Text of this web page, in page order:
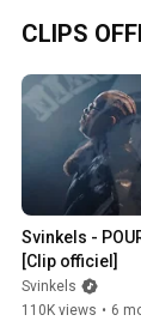
CLIPS
Svinkels -
[Clip officiel]
Svinkels
110K views • 6